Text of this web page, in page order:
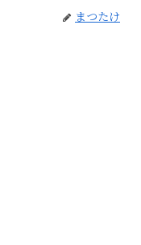
まつたけ